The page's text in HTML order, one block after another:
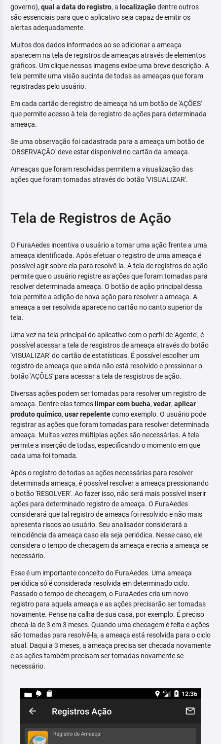
governo), qual a data do registro, a localizaçãodentre outros
são essenciais para que o aplicativo seja capaz de emitir os
alertas adequadamente.
Muitos dos dados informados ao se adicionar a ameaça
aparecem na tela de registros de ameaças através de elementos
gráficos. Um clique nessas imagens exibe uma breve descrição. A
tela permite uma visão sucinta de todas as ameaças que foram
registradas pelo usuário.
Em cada cartão de registro de ameaça há um botão de 'AÇÕES'
que permite acesso à tela de registro de ações para determinada
ameaça.
Se uma observação foi cadastrada para a ameaça um botão de
'OBSERVAÇÃO' deve estar disponível no cartão da ameaça.
Ameaças que foram resolvidas permitem a visualização das
ações que foram tomadas através do botão 'VISUALIZAR'.
Tela de Registros de Ação
O FuraAedes incentiva o usuário a tomar uma ação frente a uma
ameaça identificada. Após efetuar o registro de uma ameaça é
possível agir sobre ela para resolvê-la. A tela de registros de ação
permite que o usuário registre as ações que foram tomadas para
resolver determinada ameaça. O botão de ação principal dessa
tela permite a adição de nova ação para resolver a ameaça. A
ameaça a ser resolvida aparece no cartão no canto superior da
tela.
Uma vez na tela principal do aplicativo com o perfil de 'Agente', é
possível acessar a tela de resgistros de ameaça através do botão
'VISUALIZAR' do cartão de estatísticas. É possível escolher um
registro de ameaça que ainda não está resolvido e pressionar o
botão 'AÇÕES' para acessar a tela de resgistros de ação.
Diversas ações podem ser tomadas para resolver um registro de
ameaça. Dentre elas temos limpar com bucha, vedar, aplicar
produto químico, usar repelentecomo exemplo. O usuário pode
registrar as ações que foram tomadas para resolver determinada
ameaça. Muitas vezes múltiplas ações são necessárias. A tela
permite a inserção de todas, especificando o momento em que
cada uma foi tomada.
Após o registro de todas as ações necessárias para resolver
determinada ameaça, é possível resolver a ameaça pressionando
o botão 'RESOLVER'. Ao fazer isso, não será mais possível inserir
ações para determinado registro de ameaça. O FuraAedes
considerará que tal registro de ameaça foi resolvido e não mais
apresenta riscos ao usuário. Seu analisador considerará a
reincidência da ameaça caso ela seja periódica. Nesse caso, ele
considera o tempo de checagem da ameaça e recria a ameaça se
necessário.
Esse é um importante conceito do FuraAedes. Uma ameaça
periódica só é considerada resolvida em determinado ciclo.
Passado o tempo de checagem, o FuraAedes cria um novo
registro para aquela ameaça e as ações precisarão ser tomadas
novamente. Pense na calha de sua casa, por exemplo. É preciso
checá-la de 3 em 3 meses. Quando uma checagem é feita e ações
são tomadas para resolvê-la, a ameaça está resolvida para o ciclo
atual. Daqui a 3 meses, a ameaça precisa ser checada novamente
e as ações também precisam ser tomadas novamente se
necessário.